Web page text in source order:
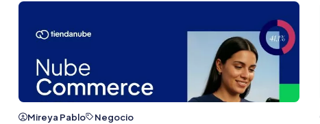
Mireya Pablo Negocio